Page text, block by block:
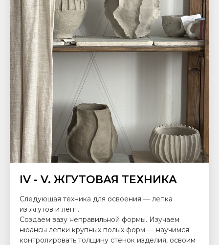
IV - V. ЖГУТОВАЯ ТЕХНИКА
Следующая техника для освоения — лепка
из жгутов и лент.
Создаем вазу неправильной формы. Изучаем
нюансы лепки крупных полых форм — научимся
контролировать толщину стенок изделия, освоим